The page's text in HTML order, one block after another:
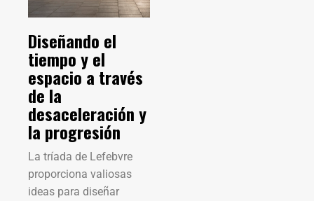
Diseñando el
tiempo y el
espacio a través
de la
desaceleración y
la progresión
La tríada de Lefebvre
proporciona valiosas
ideas para diseñar